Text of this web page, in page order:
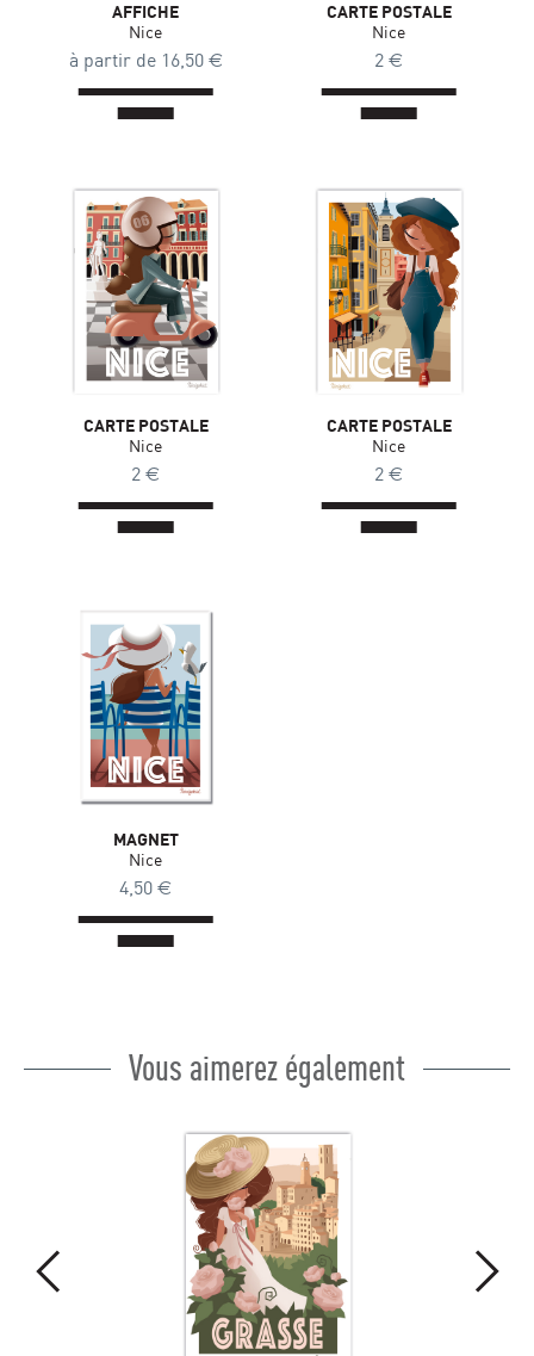
AFFICHE
Nice
à partir de 16,50 €
CARTE POSTALE
Nice
2 €
CARTE POSTALE
Nice
2 €
CARTE POSTALE
Nice
2 €
MAGNET
Nice
4,50 €
Vous aimerez également